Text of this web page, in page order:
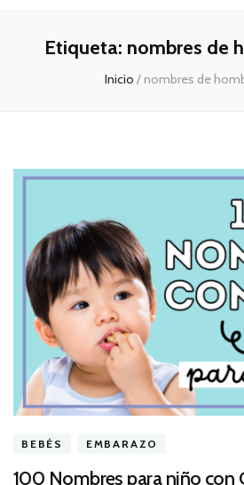
Etiqueta: nombres de
Inicio / nombres de
BEBÉS EMBARAZO
100 Nombres para niño con